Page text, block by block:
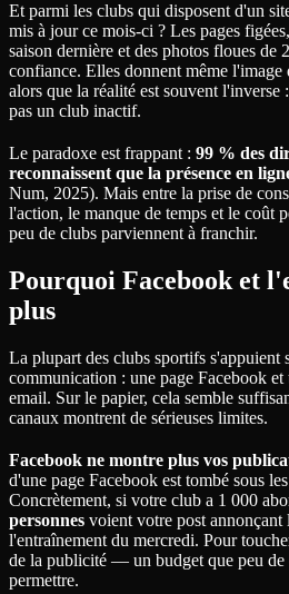
Et parmi les clubs qui disposent d'un
mis à jour ce mois-ci ? Les pages
saison dernière et des photos floues de
confiance. Elles donnent même
alors que la réalité est souvent l'inverse
pas un club inactif.
Le paradoxe est frappant : 99 % des
reconnaissent que la présence en
Num, 2025). Mais entre la prise de
l'action, le manque de temps et le coût
peu de clubs parviennent à franchir.
Pourquoi Facebook et
plus
La plupart des clubs sportifs s'appuient
communication : une page Facebook
email. Sur le papier, cela semble
canaux montrent de sérieuses limites.
Facebook ne montre plus vos
d'une page Facebook est tombé sous
Concrètement, si votre club a 1 000
personnes voient votre post annonçant
l'entraînement du mercredi. Pour
de la publicité — un budget que peu de
permettre.